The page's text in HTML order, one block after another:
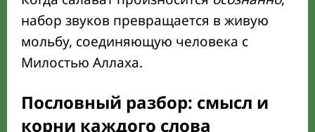
набор звуков превращается в живую
мольбу, соединяющую человека с
Милостью Аллаха.
Пословный разбор: смысл и
корни каждого слова